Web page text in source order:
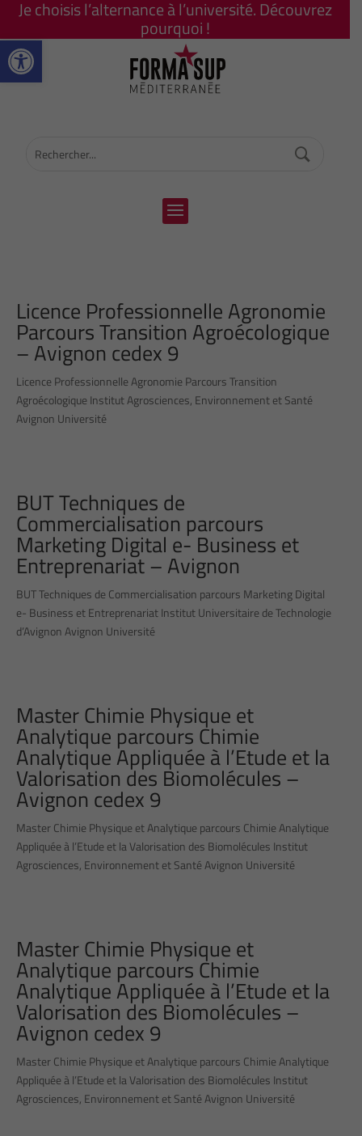
Ouvrir la barre d’outils
Je choisis l’alternance à l’université. Découvrez
pourquoi !
Licence Professionnelle Agronomie
Parcours Transition Agroécologique
– Avignon cedex 9
Licence Professionnelle Agronomie Parcours Transition
Agroécologique Institut Agrosciences, Environnement et Santé
Avignon Université
BUT Techniques de
Commercialisation parcours
Marketing Digital e- Business et
Entreprenariat – Avignon
BUT Techniques de Commercialisation parcours Marketing Digital
e- Business et Entreprenariat Institut Universitaire de Technologie
d’Avignon Avignon Université
Master Chimie Physique et
Analytique parcours Chimie
Analytique Appliquée à l’Etude et la
Valorisation des Biomolécules –
Avignon cedex 9
Master Chimie Physique et Analytique parcours Chimie Analytique
Appliquée à l’Etude et la Valorisation des Biomolécules Institut
Agrosciences, Environnement et Santé Avignon Université
Master Chimie Physique et
Analytique parcours Chimie
Analytique Appliquée à l’Etude et la
Valorisation des Biomolécules –
Avignon cedex 9
Master Chimie Physique et Analytique parcours Chimie Analytique
Appliquée à l’Etude et la Valorisation des Biomolécules Institut
Agrosciences, Environnement et Santé Avignon Université